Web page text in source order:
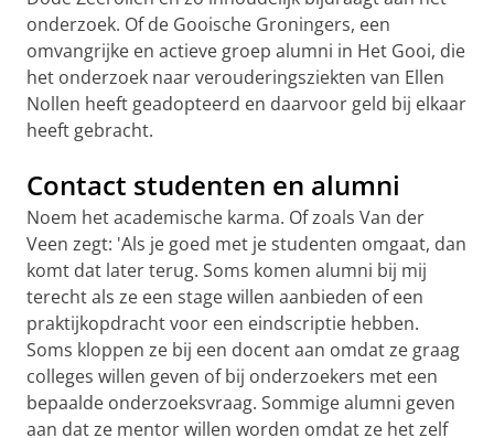
onderzoek. Of de Gooische Groningers, een
omvangrijke en actieve groep alumni in Het Gooi, die
het onderzoek naar verouderingsziekten van Ellen
Nollen heeft geadopteerd en daarvoor geld bij elkaar
heeft gebracht.
Contact studenten en alumni
Noem het academische karma. Of zoals Van der
Veen zegt: 'Als je goed met je studenten omgaat, dan
komt dat later terug. Soms komen alumni bij mij
terecht als ze een stage willen aanbieden of een
praktijkopdracht voor een eindscriptie hebben.
Soms kloppen ze bij een docent aan omdat ze graag
colleges willen geven of bij onderzoekers met een
bepaalde onderzoeksvraag. Sommige alumni geven
aan dat ze mentor willen worden omdat ze het zelf